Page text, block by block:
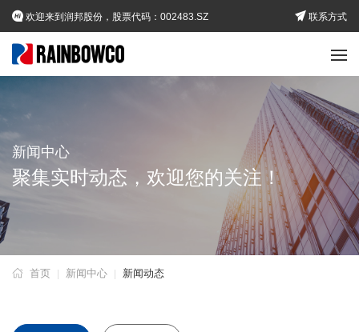
联系方式
欢迎来到润邦股份，股票代码：002483.SZ
新闻中心
聚集实时动态，欢迎您的关注！
首页 新闻中心 新闻动态